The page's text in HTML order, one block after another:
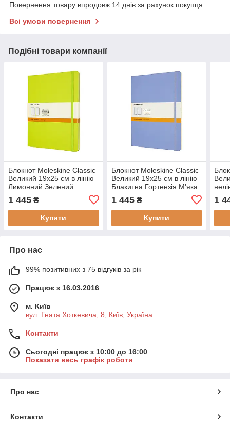
Повернення товару впродовж 14 днів за рахунок покупця
Всі умови повернення
Подібні товари компанії
Блокнот Moleskine Classic
Великий 19х25 см в лінію
Лимонний Зелений
(8056420850895)
1 445 ₴
Купити
Блокнот Moleskine Classic
Великий 19х25 см в лінію
Блакитна Гортензія М'яка
(8056420850956)
1 445₴
Купити
1
Про нас
99% позитивних з 75 відгуків за рік
Працює з 16.03.2016
м. Київ
вул. Гната Хоткевича, 8, Київ, Україна
Контакти
Сьогодні працює з 10:00 до 16:00
Показати весь графік роботи
Про нас
Контакти